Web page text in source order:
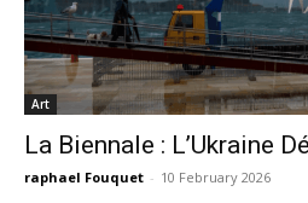
Art
La Biennale : L’Ukraine
raphael Fouquet - 10 February 2026